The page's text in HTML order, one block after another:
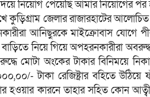
নিয়োগ পেয়েছি আমার নিয়োগের পর
কুড়িগ্রাম জেলার রাজারহাটের
আনিছুরকে মাইক্রোবাস যোগে
নিয়ে গিয়ে অপহরনকারীরা
মোটা অংকের টাকার বিনিময়ে
টাকা রেজিষ্ট্রার বহিতে উঠিয়ে
হওয়ার কারনে তাহার সহিত কোন